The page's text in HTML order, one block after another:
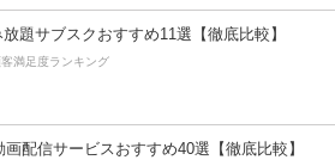
題サブスクおすすめ11選【徹底比較】
満足度ランキング
画配信サービスおすすめ40選【徹底比較】